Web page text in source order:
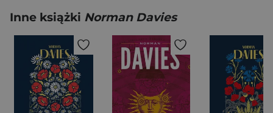
Inne książki Norman Davies